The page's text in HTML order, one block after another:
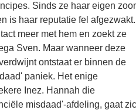
Sinds ze haar eigen
is haar reputatie fel afgezwakt.
meer met hem en zoekt ze
Sven. Maar wanneer deze
ontstaat er binnen de
paniek. Het enige
Inez. Hannah die
misdaad'-afdeling, gaat